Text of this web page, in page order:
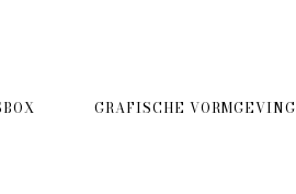
GRAFISCHE VORMGEVING